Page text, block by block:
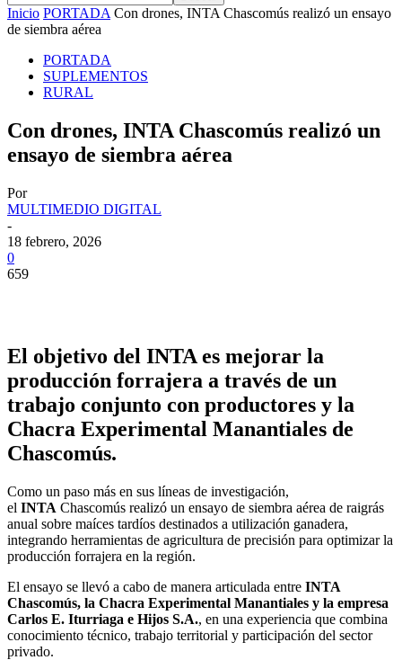
Inicio PORTADA Con drones, INTA Chascomús realizó un ensayo
de siembra aérea
PORTADA
SUPLEMENTOS
RURAL
Con drones, INTA Chascomús realizó un
ensayo de siembra aérea
Por
MULTIMEDIO DIGITAL
-
18 febrero, 2026
0
659
El objetivo del INTA es mejorar la
producción forrajera a través de un
trabajo conjunto con productores y la
Chacra Experimental Manantiales de
Chascomús.
Como un paso más en sus líneas de investigación,
el INTA Chascomús realizó un ensayo de siembra aérea de raigrás
anual sobre maíces tardíos destinados a utilización ganadera,
integrando herramientas de agricultura de precisión para optimizar la
producción forrajera en la región.
El ensayo se llevó a cabo de manera articulada entre INTA
Chascomús, la Chacra Experimental Manantiales y la empresa
Carlos E. Iturriaga e Hijos S.A., en una experiencia que combina
conocimiento técnico, trabajo territorial y participación del sector
privado.